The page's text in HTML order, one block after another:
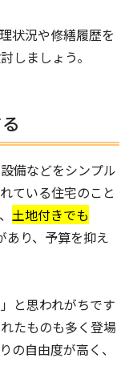
状況や修繕履歴を
しましょう。
備などをシンプル
ている住宅のこと
土地付きでも
あり、予算を抑え
と思われがちです
たものも多く登場
の自由度が高く、